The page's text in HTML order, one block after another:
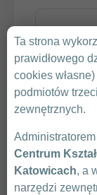
Klikając
przez
Zasady
Warunki
Ta strona
prawidłowego
cookies
podmiotów
zewnętrznych.
Centrum
Katowicach, a
narzędzi